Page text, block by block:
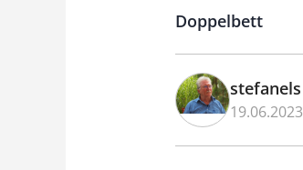
Doppelbett
stefanels
19.06.2023